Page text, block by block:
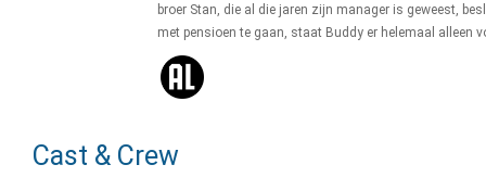
broer Stan, die al die jaren zijn manager is geweest,
met pensioen te gaan, staat Buddy er helemaal alleen
Cast & Crew